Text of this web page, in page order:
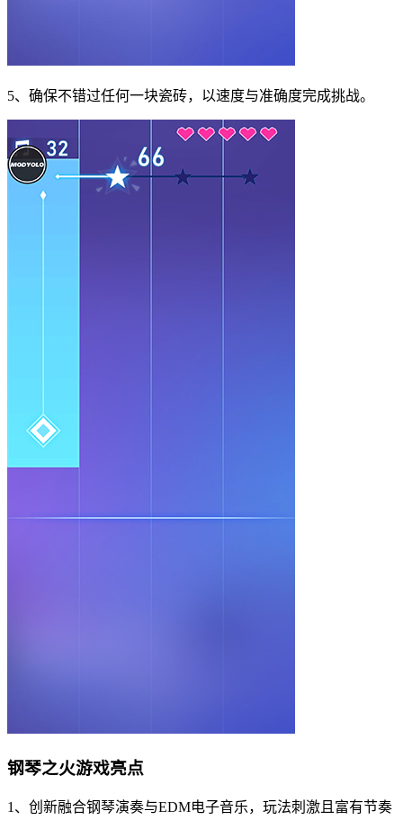
5、确保不错过任何一块瓷砖，以速度与准确度完成挑战。
钢琴之火游戏亮点
1、创新融合钢琴演奏与EDM电子音乐，玩法刺激且富有节奏